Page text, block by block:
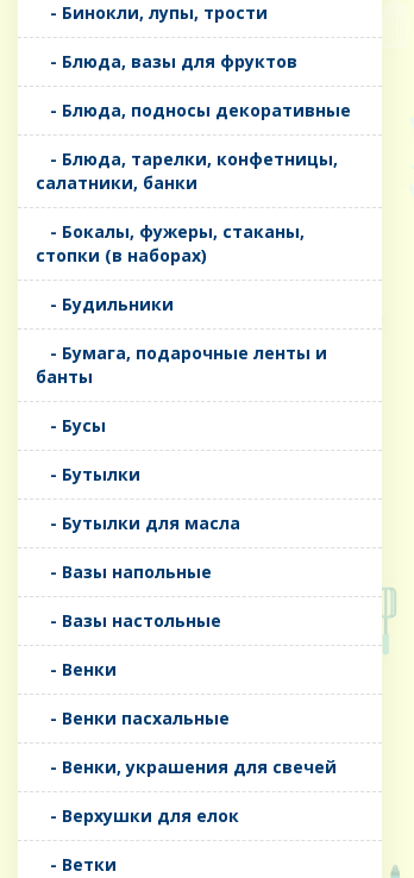
- Бинокли, лупы, трости
- Блюда, вазы для фруктов
- Блюда, подносы декоративные
- Блюда, тарелки, конфетницы,
салатники, банки
- Бокалы, фужеры, стаканы,
стопки (в наборах)
- Будильники
- Бумага, подарочные ленты и
банты
- Бусы
- Бутылки
- Бутылки для масла
- Вазы напольные
- Вазы настольные
- Венки
- Венки пасхальные
- Венки, украшения для свечей
- Верхушки для елок
- Ветки